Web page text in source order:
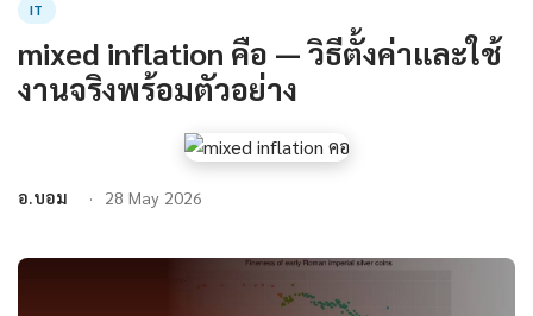
IT
mixed inflation คือ — วิธีตั้งค่าและใช้
งานจริงพร้อมตัวอย่าง
อ.บอม 28 May 2026